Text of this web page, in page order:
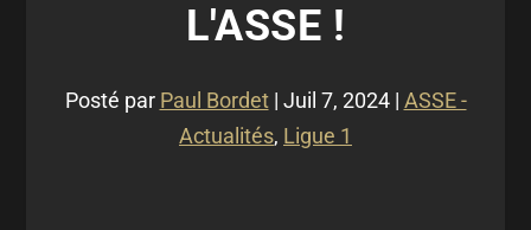
L'ASSE !
Posté par Paul Bordet| Juil 7, 2024| ASSE -
Actualités, Ligue 1